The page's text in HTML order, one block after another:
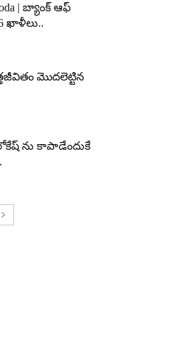
| బ్యాంక్‌ ఆఫ్‌
ఖాళీలు..
మొదలెట్టిన
లోకేష్ ను కాపాడేందుకే